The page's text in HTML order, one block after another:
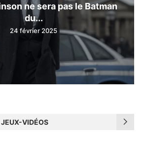
ne sera pas le Batman
du...
24 février 2025
JEUX-VIDÉOS